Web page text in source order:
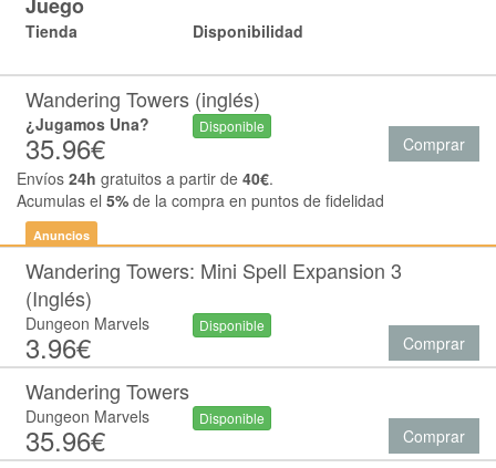
Tienda Disponibilidad
Wandering Towers (inglés)
¿Jugamos Una?
35.96€
Disponible
Comprar
Envíos 24h gratuitos a partir de 40€.
Acumulas el 5% de la compra en puntos de fidelidad
Anuncios
Wandering Towers: Mini Spell Expansion 3
(Inglés)
Dungeon Marvels
3.96€
Disponible
Comprar
Wandering Towers
Dungeon Marvels
35.96€
Disponible
Comprar